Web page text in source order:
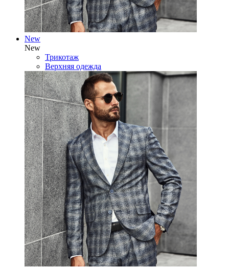
New
New
Трикотаж
Верхняя одежда